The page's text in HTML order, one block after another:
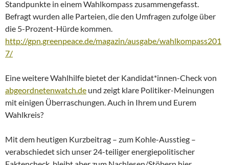
Standpunkte in einem Wahlkompass zusammengefasst.
Befragt wurden alle Parteien, die den Umfragen zufolge über
die 5-Prozent-Hürde kommen.
http://gpn.greenpeace.de/magazin/ausgabe/wahlkompass201
7/
Eine weitere Wahlhilfe bietet der Kandidat*innen-Check von
abgeordnetenwatch.de und zeigt klare Politiker-Meinungen
mit einigen Überraschungen. Auch in Ihrem und Eurem
Wahlkreis?
Mit dem heutigen Kurzbeitrag – zum Kohle-Ausstieg –
verabschiedet sich unser 24-teiliger energiepolitischer